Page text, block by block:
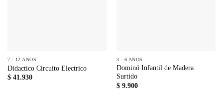
7 - 12 AÑOS
Didactico Circuito Electrico
$41.930
3 - 6 AÑOS
Dominó Infantil de Madera
Surtido
$9.900